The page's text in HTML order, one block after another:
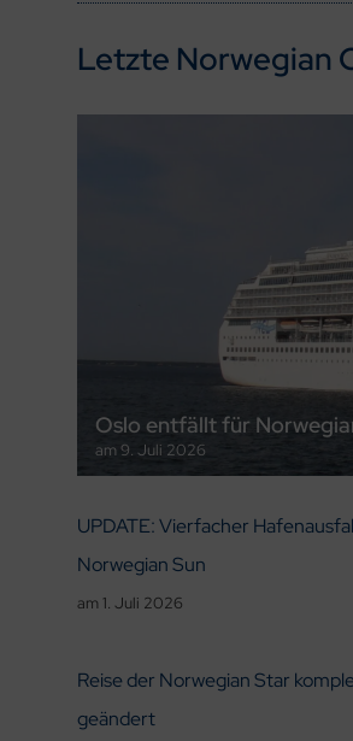
Letzte Norwegian
Oslo entfällt für
am9. Juli 2026
UPDATE: Vierfacher
Norwegian Sun
am 1. Juli 2026
Reise der Norwegian Star
geändert